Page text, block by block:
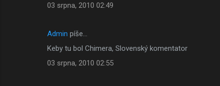
03 srpna, 2010 02:49
Admin píše…
Keby tu bol Chimera, Slovenský komentator
03 srpna, 2010 02:55